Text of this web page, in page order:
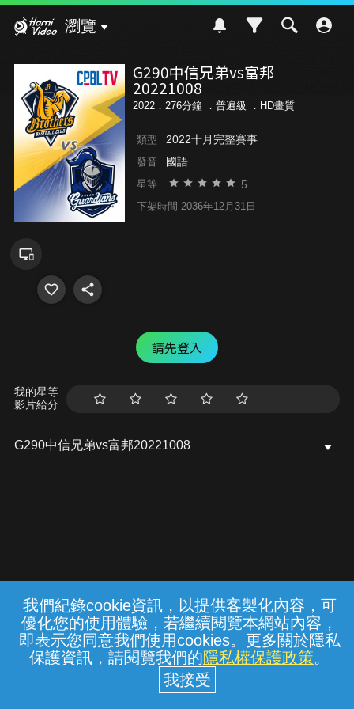
我們紀錄cookie資訊，以提供客製化內容，可
優化您的使用體驗，若繼續閱覽本網站內容，
即表示您同意我們使用cookies。更多關於隱私
保護資訊，請閱覽我們的隱私權保護政策。
瀏覽
G290中信兄弟vs富邦
20221008
2022．276分鐘 ． 普遍級 ．HD畫質
類型 2022十月完整賽事
發音 國語
星等 5
下架時間 2036年12月31日
請先登入
我的星等
影片給分
G290中信兄弟vs富邦20221008
常見問題 線上客服 服務條款 隱私權保護
中華電信股份有限公司個人家庭分公司
(統一編號：96979949) © 2026
{{notifyMsg}}